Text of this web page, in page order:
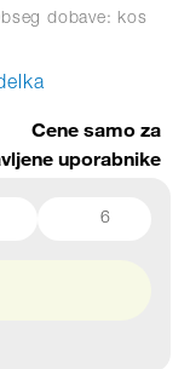
dobave: kos
Cene samo za
uporabnike
6